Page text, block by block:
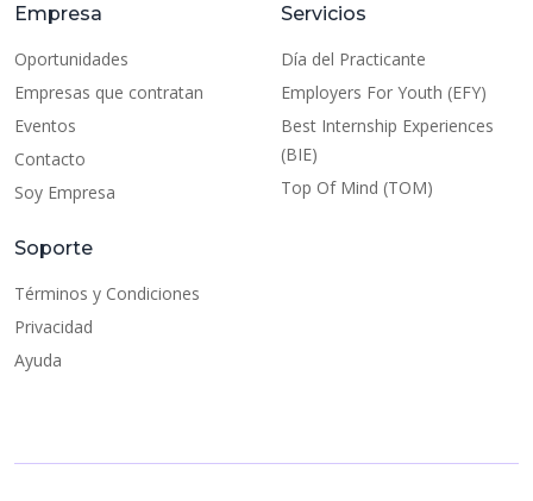
Empresa
Oportunidades
Empresas que contratan
Eventos
Contacto
Soy Empresa
Servicios
Día del Practicante
Employers For Youth (EFY)
Best Internship Experiences
(BIE)
Top Of Mind (TOM)
Soporte
Términos y Condiciones
Privacidad
Ayuda